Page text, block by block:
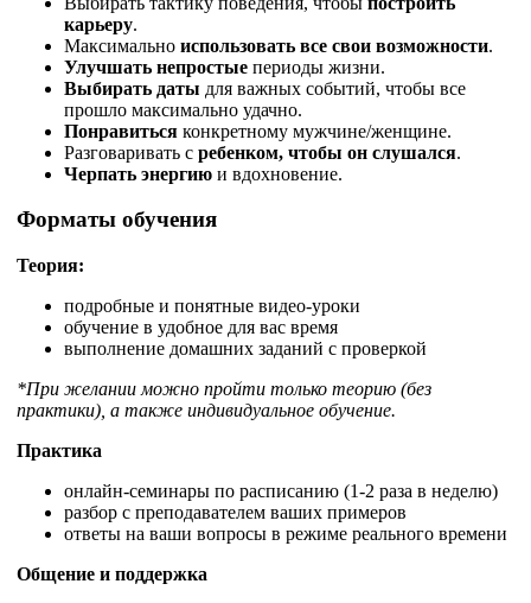
карьеру.
Максимально использовать все свои возможности.
Улучшать непростые периоды жизни.
Выбирать даты для важных событий, чтобы все
прошло максимально удачно.
Понравиться конкретному мужчине/женщине.
Разговаривать с ребенком, чтобы он слушался.
Черпать энергию и вдохновение.
Форматы обучения
Теория:
подробные и понятные видео-уроки
обучение в удобное для вас время
выполнение домашних заданий с проверкой
*При желании можно пройти только теорию (без
практики), а также индивидуальное обучение.
Практика
онлайн-семинары по расписанию (1-2 раза в неделю)
разбор с преподавателем ваших примеров
ответы на ваши вопросы в режиме реального времени
Общение и поддержка